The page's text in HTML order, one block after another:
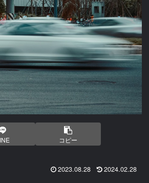
コピー
2023.08.28 2024.02.28